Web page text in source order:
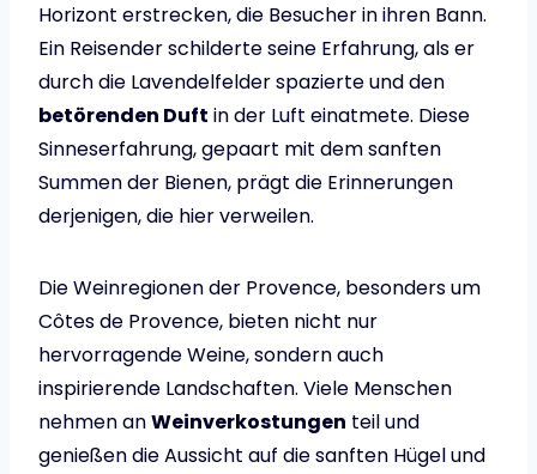
Horizont erstrecken, die Besucher in ihren Bann.
Ein Reisender schilderte seine Erfahrung, als er
durch die Lavendelfelder spazierte und den
betörenden Duft in der Luft einatmete. Diese
Sinneserfahrung, gepaart mit dem sanften
Summen der Bienen, prägt die Erinnerungen
derjenigen, die hier verweilen.
Die Weinregionen der Provence, besonders um
Côtes de Provence, bieten nicht nur
hervorragende Weine, sondern auch
inspirierende Landschaften. Viele Menschen
nehmen anWeinverkostungen teil und
genießen die Aussicht auf die sanften Hügel und